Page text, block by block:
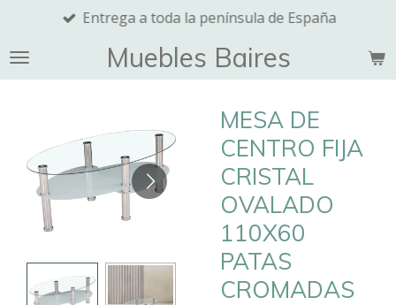
contenido
principal
Muebles Baires
Entrega a toda la península de España
MESA DE
CENTRO FIJA
CRISTAL
OVALADO
110X60
PATAS
CROMADAS